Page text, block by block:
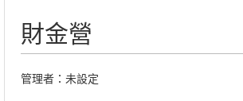
財金營
管理者：未設定